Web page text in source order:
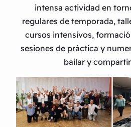
intensa actividad en
regulares de temporada,
cursos intensivos,
sesiones de práctica y
bailar y